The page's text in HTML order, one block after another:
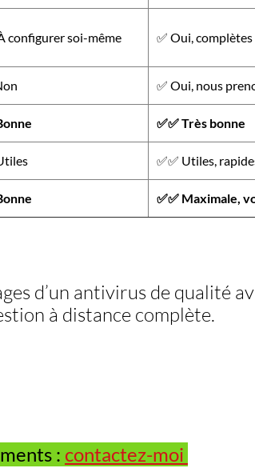
configurer soi-même ✅ Oui,
✅ Oui, nous
✅✅ Très bonne
✅✅ Utiles,
✅✅ Maximale,
d’un antivirus de qualité
à distance complète.
: contactez-moi